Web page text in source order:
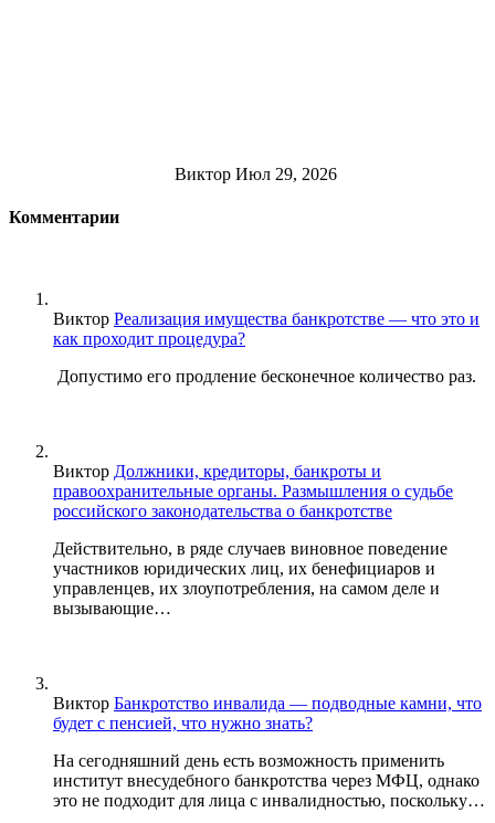
Виктор Июл 29, 2026
Комментарии
Виктор Реализация имущества банкротстве — что это и
как проходит процедура?
Допустимо его продление бесконечное количество раз.
Виктор Должники, кредиторы, банкроты и
правоохранительные органы. Размышления о судьбе
российского законодательства о банкротстве
Действительно, в ряде случаев виновное поведение
участников юридических лиц, их бенефициаров и
управленцев, их злоупотребления, на самом деле и
вызывающие…
Виктор Банкротство инвалида — подводные камни, что
будет с пенсией, что нужно знать?
На сегодняшний день есть возможность применить
институт внесудебного банкротства через МФЦ, однако
это не подходит для лица с инвалидностью, поскольку…